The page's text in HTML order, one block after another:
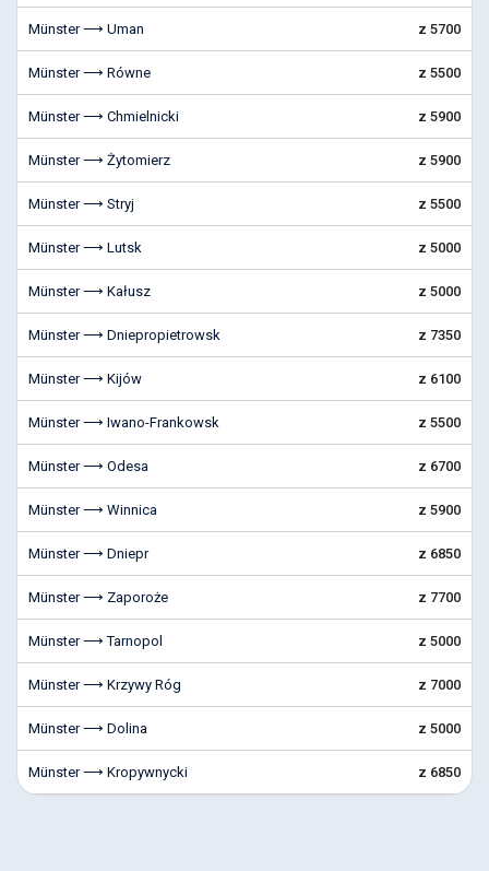
Münster ⟶ Uman z 5700
Münster ⟶ Równe z 5500
Münster ⟶ Chmielnicki z 5900
Münster ⟶ Żytomierz z 5900
Münster ⟶ Stryj z 5500
Münster ⟶ Lutsk z 5000
Münster ⟶ Kałusz z 5000
Münster ⟶ Dniepropietrowsk z 7350
Münster ⟶ Kijów z 6100
Münster ⟶ Iwano-Frankowsk z 5500
Münster ⟶ Odesa z 6700
Münster ⟶ Winnica z 5900
Münster ⟶ Dniepr z 6850
Münster ⟶ Zaporoże z 7700
Münster ⟶ Tarnopol z 5000
Münster ⟶ Krzywy Róg z 7000
Münster ⟶ Dolina z 5000
Münster ⟶ Kropywnycki z 6850